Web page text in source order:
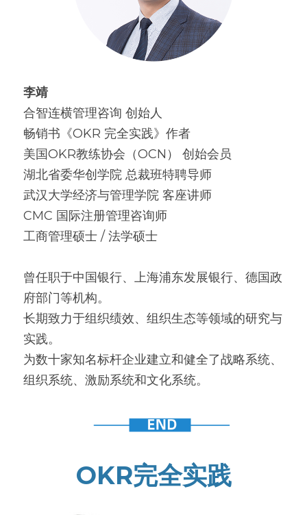
李靖
合智连横管理咨询 创始人
畅销书《OKR 完全实践》作者
美国OKR教练协会（OCN） 创始会员
湖北省委华创学院 总裁班特聘导师
武汉大学经济与管理学院 客座讲师
CMC 国际注册管理咨询师
工商管理硕士 / 法学硕士
曾任职于中国银行、上海浦东发展银行、德国政
府部门等机构。
长期致力于组织绩效、组织生态等领域的研究与
实践。
为数十家知名标杆企业建立和健全了战略系统、
组织系统、激励系统和文化系统。
OKR完全实践